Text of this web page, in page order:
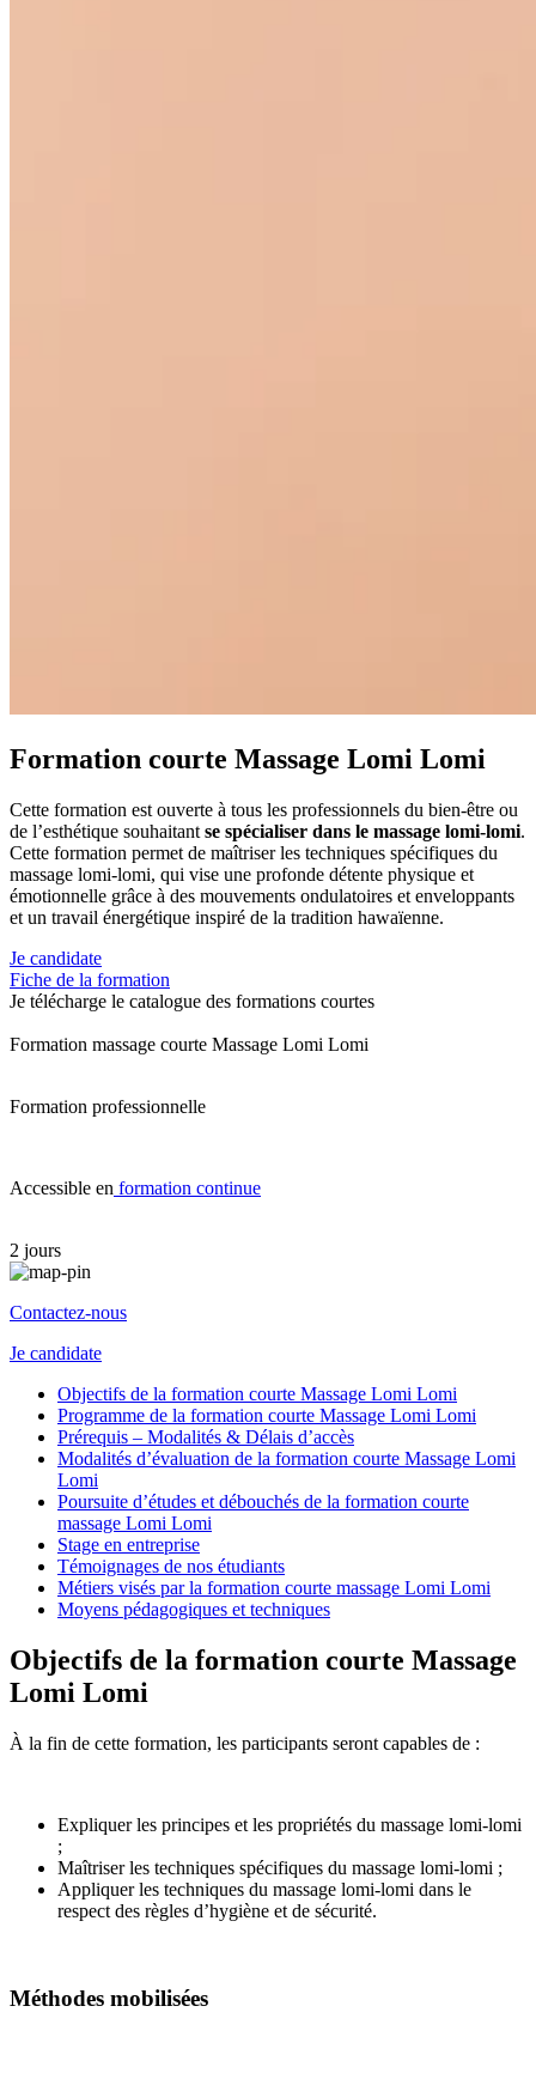
Formation courte Massage Lomi Lomi
Cette formation est ouverte à tous les professionnels du bien-être ou
de l’esthétique souhaitant se spécialiser dans le massage lomi-lomi.
Cette formation permet de maîtriser les techniques spécifiques du
massage lomi-lomi, qui vise une profonde détente physique et
émotionnelle grâce à des mouvements ondulatoires et enveloppants
et un travail énergétique inspiré de la tradition hawaïenne.
Je candidate
Fiche de la formation
Je télécharge le catalogue des formations courtes
Formation massage courte Massage Lomi Lomi
Formation professionnelle
Accessible en formation continue
2 jours
Contactez-nous
Je candidate
Objectifs de la formation courte Massage Lomi Lomi
Programme de la formation courte Massage Lomi Lomi
Prérequis – Modalités & Délais d’accès
Modalités d’évaluation de la formation courte Massage Lomi
Lomi
Poursuite d’études et débouchés de la formation courte
massage Lomi Lomi
Stage en entreprise
Témoignages de nos étudiants
Métiers visés par la formation courte massage Lomi Lomi
Moyens pédagogiques et techniques
Objectifs de la formation courte Massage
Lomi Lomi
À la fin de cette formation, les participants seront capables de :
Expliquer les principes et les propriétés du massage lomi-lomi
;
Maîtriser les techniques spécifiques du massage lomi-lomi ;
Appliquer les techniques du massage lomi-lomi dans le
respect des règles d’hygiène et de sécurité.
Méthodes mobilisées